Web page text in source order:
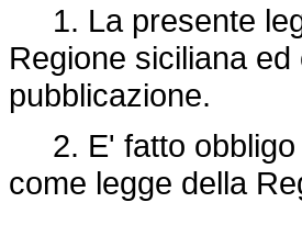
1. La presente
Regione siciliana
pubblicazione.
2. E' fatto obbligo
come legge della